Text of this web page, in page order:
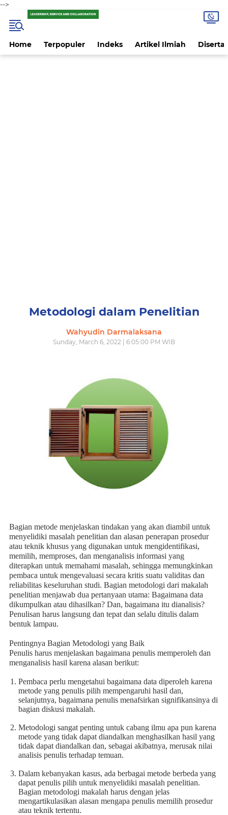
-->
Home Terpopuler Indeks Artikel Ilmiah
Metodologi dalam Penelitian
Wahyudin Darmalaksana
Sunday, March 6, 2022 | 6:05:00 PM WIB
Bagian metode menjelaskan tindakan yang akan diambil untuk
menyelidiki masalah penelitian dan alasan penerapan prosedur
atau teknik khusus yang digunakan untuk mengidentifikasi,
memilih, memproses, dan menganalisis informasi yang
diterapkan untuk memahami masalah, sehingga memungkinkan
pembaca untuk mengevaluasi secara kritis suatu validitas dan
reliabilitas keseluruhan studi. Bagian metodologi dari makalah
penelitian menjawab dua pertanyaan utama: Bagaimana data
dikumpulkan atau dihasilkan? Dan, bagaimana itu dianalisis?
Penulisan harus langsung dan tepat dan selalu ditulis dalam
bentuk lampau.
Pentingnya Bagian Metodologi yang Baik
Penulis harus menjelaskan bagaimana penulis memperoleh dan
menganalisis hasil karena alasan berikut:
Pembaca perlu mengetahui bagaimana data diperoleh karena
metode yang penulis pilih mempengaruhi hasil dan,
selanjutnya, bagaimana penulis menafsirkan signifikansinya di
bagian diskusi makalah.
Metodologi sangat penting untuk cabang ilmu apa pun karena
metode yang tidak dapat diandalkan menghasilkan hasil yang
tidak dapat diandalkan dan, sebagai akibatnya, merusak nilai
analisis penulis terhadap temuan.
Dalam kebanyakan kasus, ada berbagai metode berbeda yang
dapat penulis pilih untuk menyelidiki masalah penelitian.
Bagian metodologi makalah harus dengan jelas
mengartikulasikan alasan mengapa penulis memilih prosedur
atau teknik tertentu.